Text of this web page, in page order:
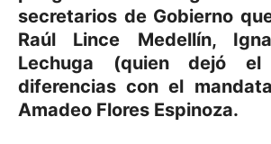
secretarios de Gobierno
Raúl Lince Medellín,
Lechuga (quien dejó
diferencias con el
Amadeo Flores Espinoza.